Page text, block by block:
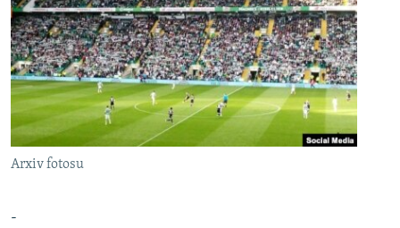
VIDEO
FOTOQALEREYA
İNFOQRAFIKA
KARIKATURA
RADIO ARXIV
OXU ZALI
AZƏRBAYCAN ƏDƏBIYYATI KITABXANASI
İSLAM VƏ DEMOKRATIYA
HAQQIMIZDA
MISSIYAMIZ
PEŞƏ ETIKASI VƏ JURNALISTIKA STANDARTLARIMIZ
BIZI IZLƏ
Arxiv fotosu
-